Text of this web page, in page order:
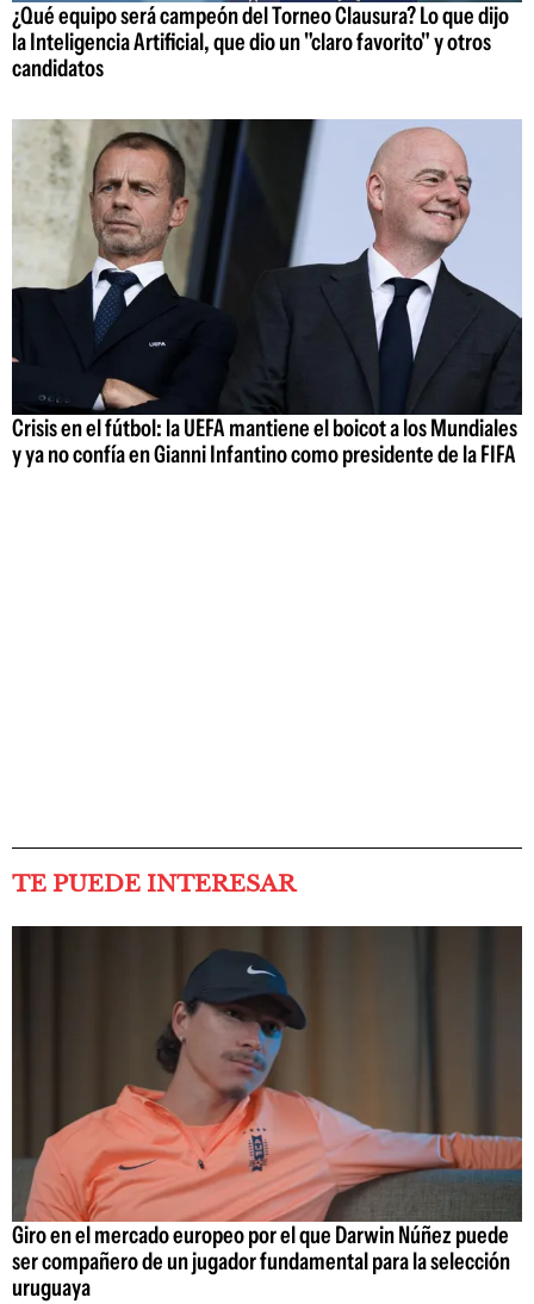
¿Qué equipo será campeón del Torneo Clausura? Lo que dijo
la Inteligencia Artificial, que dio un "claro favorito" y otros
candidatos
Crisis en el fútbol: la UEFA mantiene el boicot a los Mundiales
y ya no confía en Gianni Infantino como presidente de la FIFA
TE PUEDE INTERESAR
Giro en el mercado europeo por el que Darwin Núñez puede
ser compañero de un jugador fundamental para la selección
uruguaya